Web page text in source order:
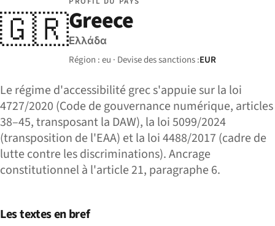
🇬🇷Greece
Ελλάδα
Région : eu · Devise des sanctions :EUR
Le régime d'accessibilité grec s'appuie sur la loi
4727/2020 (Code de gouvernance numérique, articles
38–45, transposant la DAW), la loi 5099/2024
(transposition de l'EAA) et la loi 4488/2017 (cadre de
lutte contre les discriminations). Ancrage
constitutionnel à l'article 21, paragraphe 6.
Les textes en bref